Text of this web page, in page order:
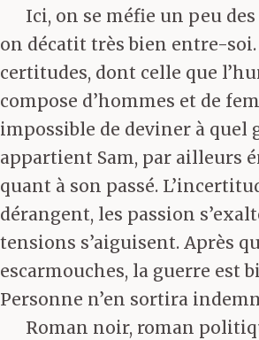
Ici, on se méfie un peu
on décatit très bien entre-soi.
certitudes, dont celle que
compose d’hommes et de
impossible de deviner à quel
appartient Sam, par ailleurs
quant à son passé.
dérangent, les passion
tensions s’aiguisent. Après
escarmouches, la guerre est
Personne n’en sortira
Roman noir, roman